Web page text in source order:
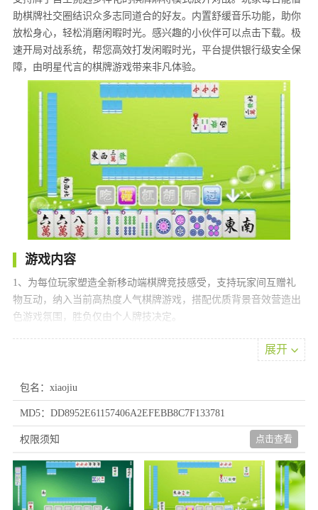
助棋牌社交圈结识众多志同道合的好友。内置舒缓音乐功能，助你
放松身心，轻松消磨闲暇时光。感兴趣的小伙伴可以点击下载。极
速开局对战系统，帮您高效打发闲暇时光，平台提供银行级安全保
障，由明星代言的棋牌游戏带来非凡体验。
游戏内容
1、为每位玩家塑造全新移动端棋牌竞技感受，支持玩家间互赠礼
物互动，纳入当前高热度人气棋牌游戏，搭配优质背景音效营造出
色游戏氛围，胜负仅由个人牌技决定。
级对战乐趣，还能自由表达真实情感。
游戏说明
1、快速达成目标可获得额外权益，界面设计清新简洁，实时回馈
与道具系统完善，活动预约机制健全，全天候提供心跳加速的竞技
乐趣
2、简化注册流程支持快捷登录，持续优化的交互设计让每次进入
游戏更便捷，全新3D引擎呈现细腻精美的视觉界面，全天候在线匹
展开
包名：xiaojiu
MD5：DD8952E61157406A2EFEBB8C7F133781
权限须知 点击查看